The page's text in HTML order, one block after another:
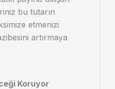
bu tutarın
etmenizi
artırmaya
Koruyor